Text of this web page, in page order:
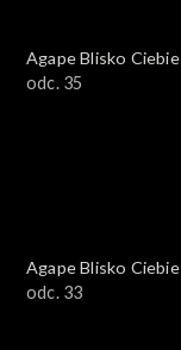
Agape Blisko Ciebie
odc. 35
Agape Blisko Ciebie
odc. 33